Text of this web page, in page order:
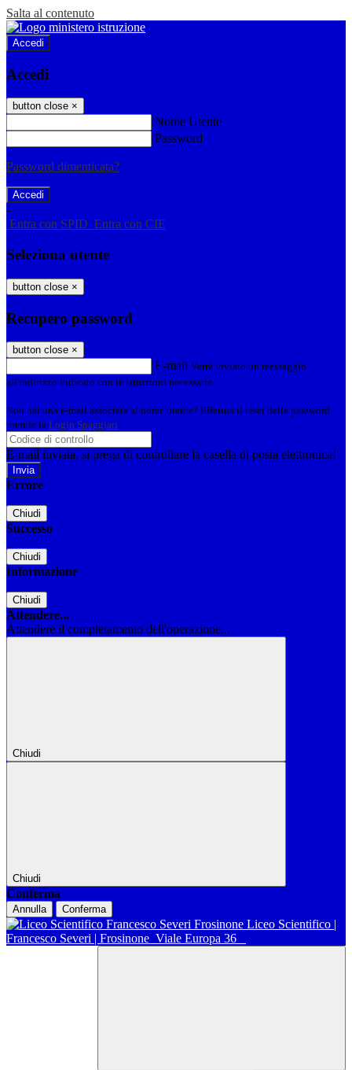
Salta al contenuto
Accedi
Accedi
button close ×
Nome Utente
Password
Password dimenticata?
-
Entra con SPID Entra con CIE
Seleziona utente
button close ×
Recupero password
button close ×
E-mail Verrà inviato un messaggio
all'indirizzo indicato con le istruzioni necessarie.
Non hai una e-mail associata al nome utente? Effettua il reset della password
tramite la Login Spaggiari
E-mail inviata, si prega di controllare la casella di posta elettronica!
Errore
Chiudi
Successo
Chiudi
Informazione
Chiudi
Attendere...
Attendere il completamento dell'operazione...
Chiudi
Chiudi
Conferma
Annulla Conferma
Liceo Scientifico |
Francesco Severi | Frosinone Viale Europa 36